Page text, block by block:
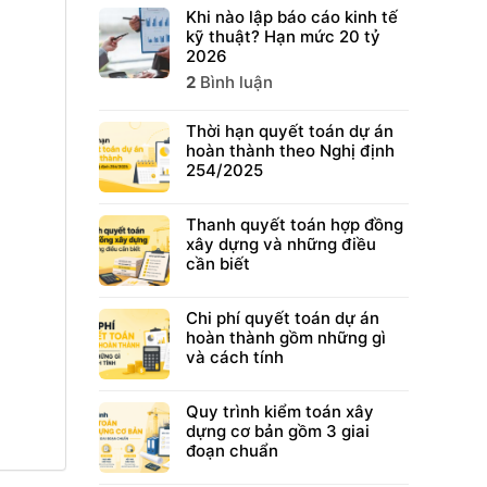
Khi nào lập báo cáo kinh tế
kỹ thuật? Hạn mức 20 tỷ
2026
2 Bình luận
Thời hạn quyết toán dự án
hoàn thành theo Nghị định
254/2025
Thanh quyết toán hợp đồng
xây dựng và những điều
cần biết
Chi phí quyết toán dự án
hoàn thành gồm những gì
và cách tính
Quy trình kiểm toán xây
dựng cơ bản gồm 3 giai
đoạn chuẩn